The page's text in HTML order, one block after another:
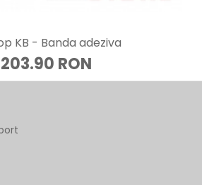
KB - Banda adeziva
203.90 RON